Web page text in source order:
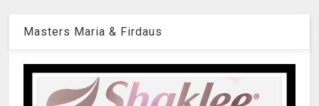
Masters Maria & Firdaus